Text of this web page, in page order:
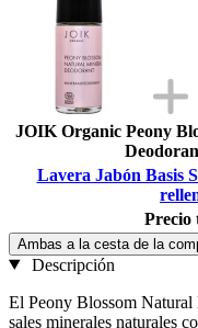
JOIK Organic Peony
Lavera Jabón Basis
Precio
Ambas a la cesta de la
Descripción
El Peony Blossom Natural
sales minerales naturales